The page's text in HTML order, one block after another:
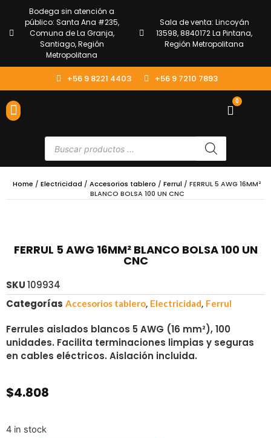
Bodega sin atención a
público: Santa Ana #235,
Comuna de La Granja,
Santiago, Región
Metropolitana
Sala de venta: Lincoyán
13598, 8840172 La Pintana,
Región Metropolitana
+56 9 8221 4403 +56 9 7210 7893
0
Home / Electricidad / Accesorios tablero / Ferrul / FERRUL 5 AWG 16MM²
BLANCO BOLSA 100 UN CNC
FERRUL 5 AWG 16MM² BLANCO BOLSA 100 UN
CNC
SKU109934
Categorías Accesorios tablero, Electricidad, Ferrul
Ferrules aislados blancos 5 AWG (16 mm²), 100
unidades. Facilita terminaciones limpias y seguras
en cables eléctricos. Aislación incluida.
$4.808
4 in stock